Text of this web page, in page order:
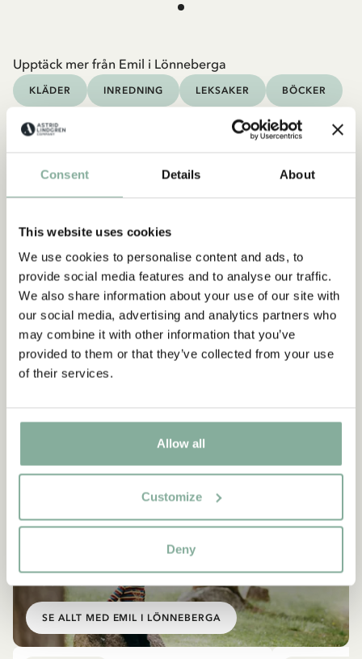
Consent Details About
This website uses cookies
We use cookies to personalise content and ads, to
provide social media features and to analyse our traffic.
We also share information about your use of our site with
our social media, advertising and analytics partners who
may combine it with other information that you’ve
provided to them or that they’ve collected from your use
of their services.
Allow all
Customize
Deny
Upptäck mer från Emil i Lönneberga
KLÄDER INREDNING LEKSAKER BÖCKER
MUGGAR & KOPPAR
BRICKOR
SE ALLT MED EMIL I LÖNNEBERGA